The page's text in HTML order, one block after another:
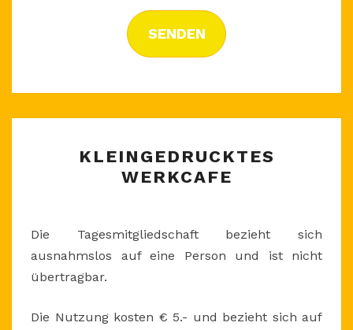
SENDEN
WERKCAFE
KLEINGEDRUCKTES
WERKCAFE
Die Tagesmitgliedschaft bezieht sich
ausnahmslos auf eine Person und ist nicht
übertragbar.
Die Nutzung kosten € 5.- und bezieht sich auf